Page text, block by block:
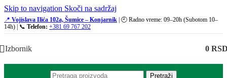
Skip to navigation Skoči na sadržaj
📍 Vojislava Ilića 102a, Šumice – Konjarnik | 🕘 Radno vreme: 09–20h (Subotom 10–
14h) | 📞 Telefon: +381 69 767 202
Izbornik 0
Pretraži